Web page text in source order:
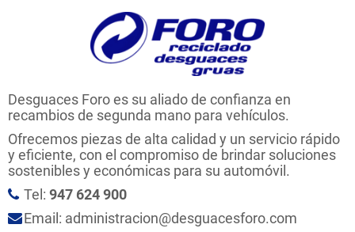
Desguaces Foro es su aliado de confianza en
recambios de segunda mano para vehículos.
Ofrecemos piezas de alta calidad y un servicio rápido
y eficiente, con el compromiso de brindar soluciones
sostenibles y económicas para su automóvil.
Tel: 947 624 900
Email: administracion@desguacesforo.com